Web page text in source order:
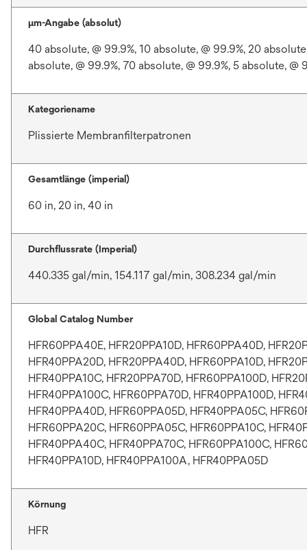
μm-Angabe (absolut)
40 absolute, @ 99.9%, 10 absolute, @ 99.9%, 20
absolute, @ 99.9%, 70 absolute, @ 99.9%, 5 absolute, @
Kategoriename
Plissierte Membranfilterpatronen
Gesamtlänge (imperial)
60 in, 20 in, 40 in
Durchflussrate (Imperial)
440.335 gal/min, 154.117 gal/min, 308.234 gal/min
Global Catalog Number
HFR60PPA40E, HFR20PPA10D, HFR60PPA40D,
HFR40PPA20D, HFR20PPA40D, HFR60PPA10D,
HFR40PPA10C, HFR20PPA70D, HFR60PPA100D,
HFR40PPA100C, HFR60PPA70D, HFR40PPA100D,
HFR40PPA40D, HFR60PPA05D, HFR40PPA05C,
HFR60PPA20C, HFR60PPA05C, HFR60PPA10C,
HFR40PPA40C, HFR40PPA70C, HFR60PPA100C,
HFR40PPA10D, HFR40PPA100A, HFR40PPA05D
Körnung
HFR